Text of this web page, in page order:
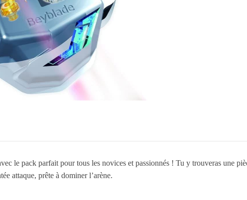
le pack parfait pour tous les novices et passionnés ! Tu y trouveras une
attaque, prête à dominer l’arène.